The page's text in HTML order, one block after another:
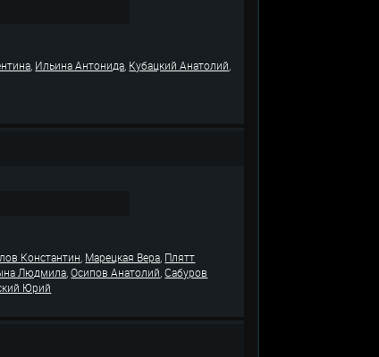
, Ильина Антонида, Кубацкий Анатолий,
Константин, Марецкая Вера, Плятт
Людмила,Осипов Анатолий,Сабуров
Юрий